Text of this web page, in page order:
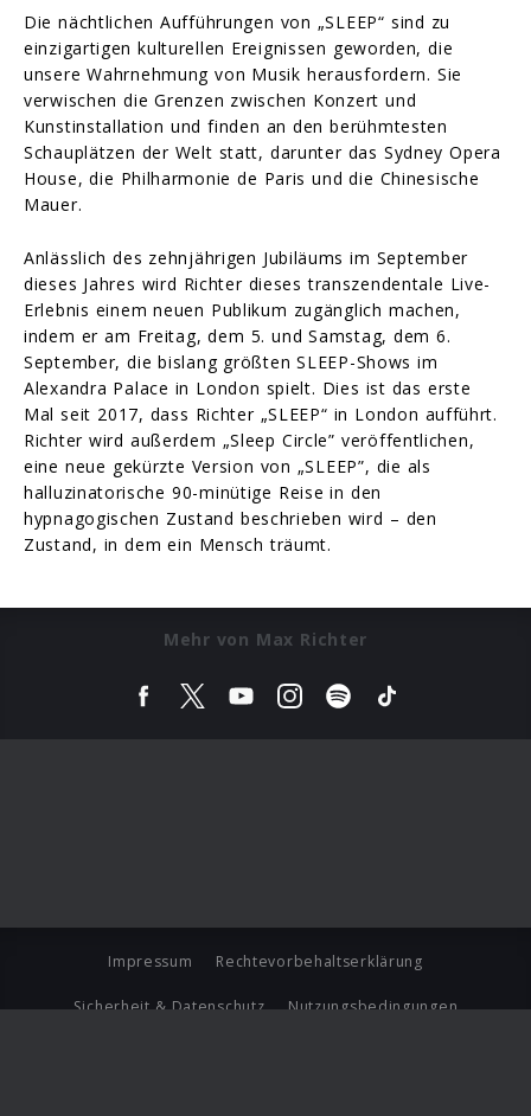
Die nächtlichen Aufführungen von „SLEEP“ sind zu
einzigartigen kulturellen Ereignissen geworden, die
unsere Wahrnehmung von Musik herausfordern. Sie
verwischen die Grenzen zwischen Konzert und
Kunstinstallation und finden an den berühmtesten
Schauplätzen der Welt statt, darunter das Sydney Opera
House, die Philharmonie de Paris und die Chinesische
Mauer.
Anlässlich des zehnjährigen Jubiläums im September
dieses Jahres wird Richter dieses transzendentale Live-
Erlebnis einem neuen Publikum zugänglich machen,
indem er am Freitag, dem 5. und Samstag, dem 6.
September, die bislang größten SLEEP-Shows im
Alexandra Palace in London spielt. Dies ist das erste
Mal seit 2017, dass Richter „SLEEP“ in London aufführt.
Richter wird außerdem „Sleep Circle” veröffentlichen,
eine neue gekürzte Version von „SLEEP”, die als
halluzinatorische 90-minütige Reise in den
hypnagogischen Zustand beschrieben wird – den
Zustand, in dem ein Mensch träumt.
Mehr von Max Richter
Impressum Rechtevorbehaltserklärung
Sicherheit & Datenschutz Nutzungsbedingungen